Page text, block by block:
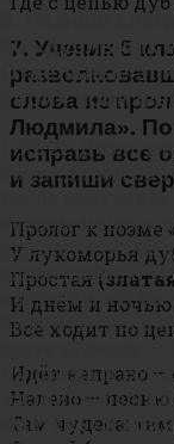
7. Ученик 5
слова из
Людмила».
исправь все
и запиши
Пролог к
У лукоморья
Простая
И днём и ночью
Всё ходит по
Идёт направо —
Налево — песню
Там чудеса:
6. Разные
30 «дуэльных
Отдельные
своих
1. 1822г.
командиром 33-
Когда
ветром мешала
выстрелу, и оба
снова промах;
настояли, чтобы
была отменена
более зарядов.
Пушкина, в
жизни героев,
«Метель» из